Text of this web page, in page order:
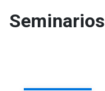
Seminarios